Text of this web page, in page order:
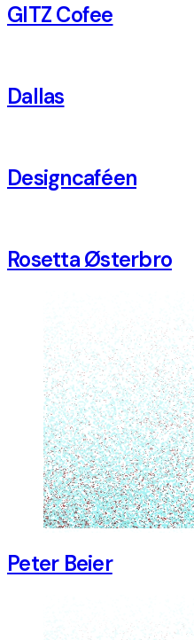
GITZ Cofee
Dallas
Designcaféen
Rosetta Østerbro
Peter Beier